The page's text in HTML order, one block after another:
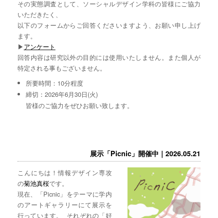
その実態調査として、ソーシャルデザイン学科の皆様にご協力
いただきたく、
以下のフォームからご回答くださいますよう、お願い申し上げ
ます。
▶︎アンケート
回答内容は研究以外の目的には使用いたしません。また個人が
特定される事もございません。
所要時間：10分程度
締切：2026年6月30日(火)
皆様のご協力をぜひお願い致します。
展示「Picnic」開催中｜2026.05.21
こんにちは！情報デザイン専攻
の菊池真桜です。
現在、「Picnic」をテーマに学内
のアートギャラリーにて展示を
行っています。 それぞれの「好